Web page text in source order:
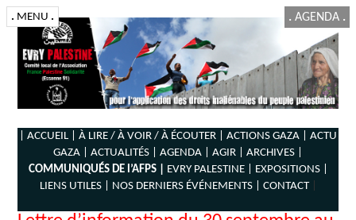
. MENU . . AGENDA .
| ACCUEIL | À LIRE / À VOIR / À ÉCOUTER | ACTIONS GAZA |
ACTU
GAZA |
ACTUALITÉS | AGENDA | AGIR |
ARCHIVES |
COMMUNIQUÉS DE l’AFPS |
EVRY PALESTINE |
EXPOSITIONS |
LIENS UTILES |
NOS DERNIERS ÉVÉNEMENTS | CONTACT|